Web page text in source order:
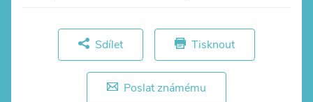
Sdílet Tisknout
Poslat známému